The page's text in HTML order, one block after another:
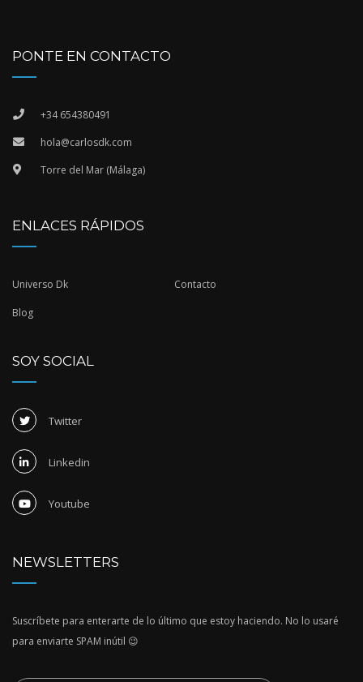
PONTE EN CONTACTO
+34 654380491
hola@carlosdk.com
Torre del Mar (Málaga)
ENLACES RÁPIDOS
Universo Dk Contacto
Blog
SOY SOCIAL
Twitter
Linkedin
Youtube
NEWSLETTERS
Suscríbete para enterarte de lo último que estoy haciendo. No lo usaré
para enviarte SPAM inútil 😉